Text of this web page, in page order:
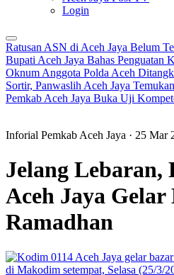
Login
Ratusan ASN di Aceh Jaya Belum
Bupati Aceh Jaya Bahas Penguatan
Oknum Anggota Polda Aceh
Sortir, Panwaslih Aceh Jaya
Pemkab Aceh Jaya Buka Uji
Inforial Pemkab Aceh Jaya · 25 Mar
Jelang Lebaran,
Aceh Jaya Gelar
Ramadhan